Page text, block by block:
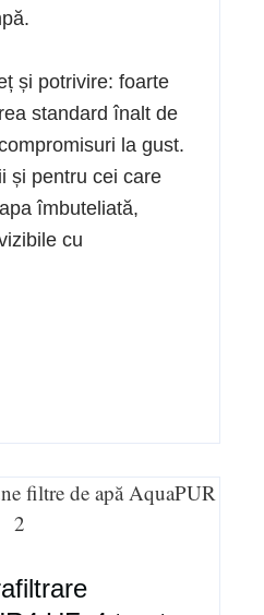
și potrivire: foarte
standard înalt de
la gust.
și pentru cei care
îmbuteliată,
cu